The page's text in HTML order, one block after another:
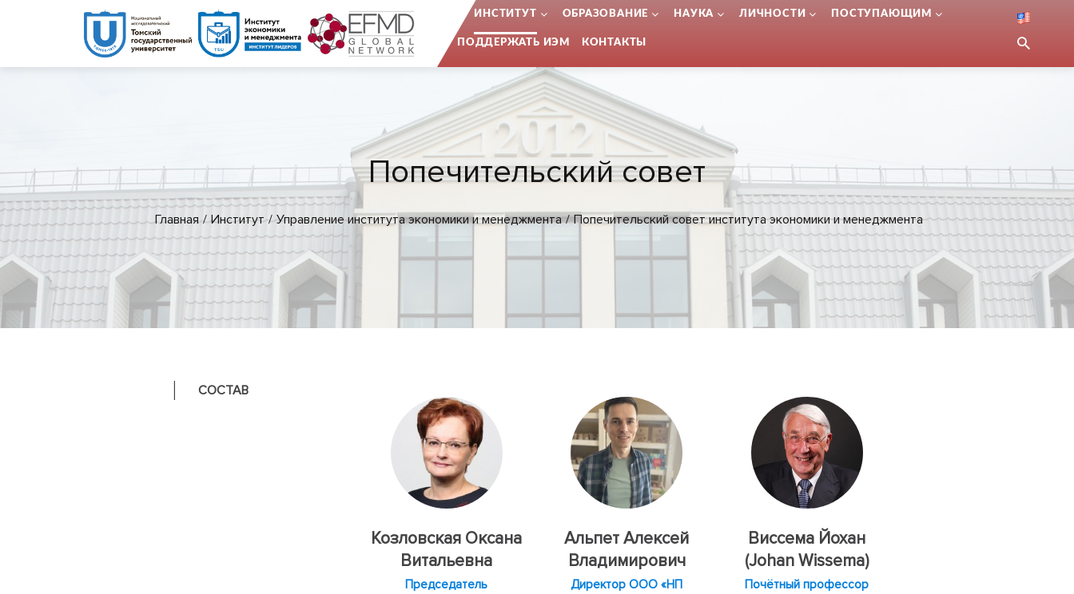
ИНСТИТУТ ОБРАЗОВАНИЕ НАУКА ЛИЧНОСТИ ПОСТУПАЮЩИМ
ПОДДЕРЖАТЬ ИЭМ КОНТАКТЫ
Попечительский совет
Главная Институт Управление института экономики и менеджмента Попечительский совет института экономики и менеджмента
СОСТАВ
Козловская Оксана
Витальевна
Председатель
Альпет Алексей
Владимирович
Директор ООО «НП
Виссема Йохан
(Johan Wissema)
Почётный профессор